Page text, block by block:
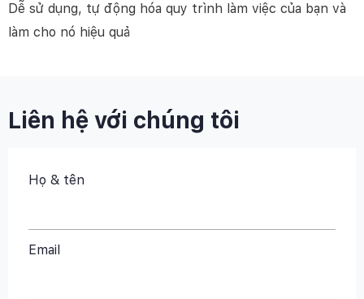
Dễ sử dụng, tự động hóa quy trình làm việc của bạn và
làm cho nó hiệu quả
Liên hệ với chúng tôi
Họ & tên
Email